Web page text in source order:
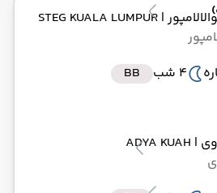
| STEG KUALA LUMPUR
4 شب BB
| ADYA KUAH